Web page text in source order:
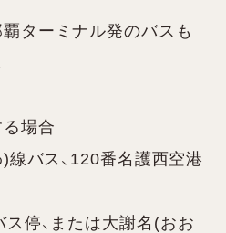
ターミナル発のバスも
る場合
バス、120番名護西空港
停、または大謝名(おお